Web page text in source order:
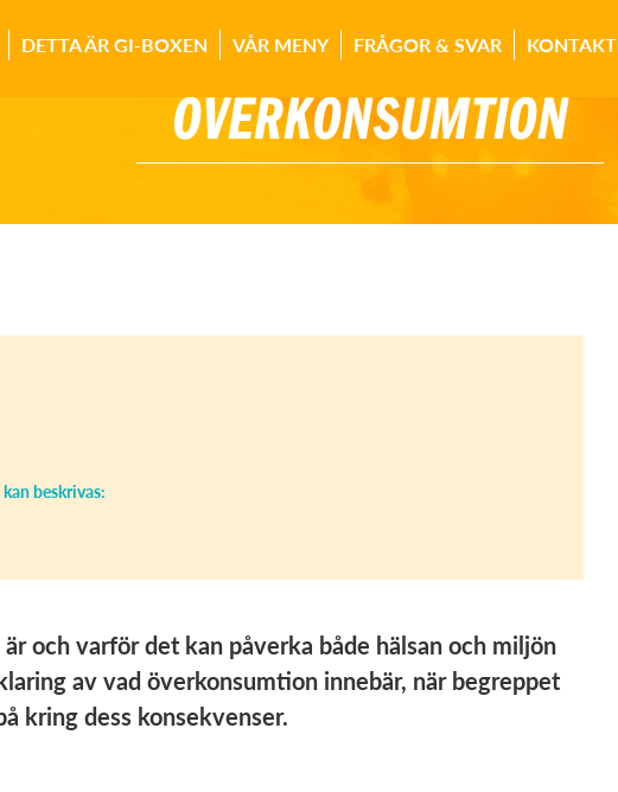
DETTA ÄR GI-BOXEN VÅR MENY FRÅGOR & SVAR KONTAKT
ÖVERKONSUMTION
beskrivas:
och varför det kan påverka både hälsan och miljön
av vad överkonsumtion innebär, när begreppet
kring dess konsekvenser.